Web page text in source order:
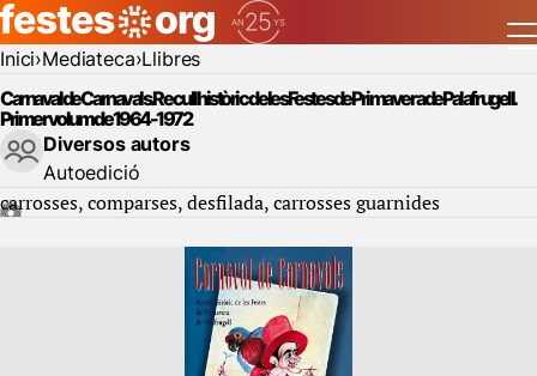
Inici Mediateca Llibres
Carnaval de Carnavals. Recull històric de les Festes de Primavera de Palafrugell.
Primer volum de 1964-1972
Diversos autors
Autoedició
carrosses comparses desfilada carrosses guarnides